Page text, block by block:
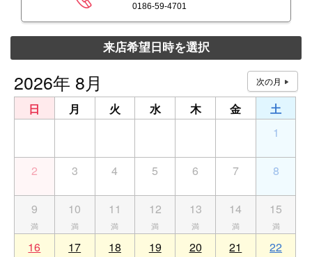
0186-59-4701
来店希望日時を選択
2026年 8月
日 月 火 水 木 金
土
1
2 3 4 5 6 7 8
9 10 11 12 13 14 15
16 17 18 19 20 21 22